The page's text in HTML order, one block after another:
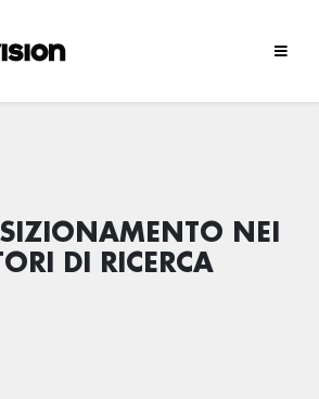
NEI
DI RICERCA